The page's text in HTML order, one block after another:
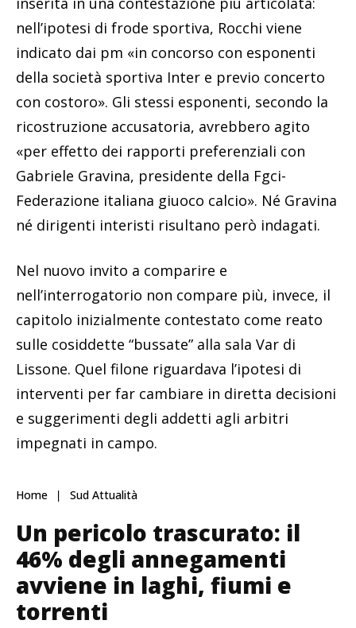
nell’ipotesi di frode sportiva, Rocchi viene
indicato dai pm «in concorso con esponenti
della società sportiva Inter e previo concerto
con costoro». Gli stessi esponenti, secondo la
ricostruzione accusatoria, avrebbero agito
«per effetto dei rapporti preferenziali con
Gabriele Gravina, presidente della Fgci-
Federazione italiana giuoco calcio». Né Gravina
né dirigenti interisti risultano però indagati.
Nel nuovo invito a comparire e
nell’interrogatorio non compare più, invece, il
capitolo inizialmente contestato come reato
sulle cosiddette “bussate” alla sala Var di
Lissone. Quel filone riguardava l’ipotesi di
interventi per far cambiare in diretta decisioni
e suggerimenti degli addetti agli arbitri
impegnati in campo.
Home Sud Attualità
Un pericolo trascurato: il
46% degli annegamenti
avviene in laghi, fiumi e
torrenti